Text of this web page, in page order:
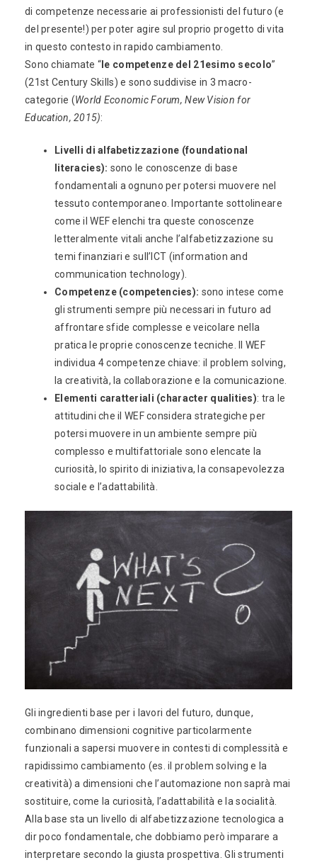
di competenze necessarie ai professionisti del futuro (e
del presente!) per poter agire sul proprio progetto di vita
in questo contesto in rapido cambiamento.
Sono chiamate “ le competenze del 21esimo secolo”
(21st Century Skills) e sono suddivise in 3 macro-
categorie (World Economic Forum, New Vision for
Education, 2015):
Livelli di alfabetizzazione (foundational
literacies): sono le conoscenze di base
fondamentali a ognuno per potersi muovere nel
tessuto contemporaneo. Importante sottolineare
come il WEF elenchi tra queste conoscenze
letteralmente vitali anche l’alfabetizzazione su
temi finanziari e sull’ICT (information and
communication technology).
Competenze (competencies): sono intese come
gli strumenti sempre più necessari in futuro ad
affrontare sfide complesse e veicolare nella
pratica le proprie conoscenze tecniche. Il WEF
individua 4 competenze chiave: il problem solving,
la creatività, la collaborazione e la comunicazione.
Elementi caratteriali (character qualities): tra le
attitudini che il WEF considera strategiche per
potersi muovere in un ambiente sempre più
complesso e multifattoriale sono elencate la
curiosità, lo spirito di iniziativa, la consapevolezza
sociale e l’adattabilità.
Gli ingredienti base per i lavori del futuro, dunque,
combinano dimensioni cognitive particolarmente
funzionali a sapersi muovere in contesti di complessità e
rapidissimo cambiamento (es. il problem solving e la
creatività) a dimensioni che l’automazione non saprà mai
sostituire, come la curiosità, l’adattabilità e la socialità.
Alla base sta un livello di alfabetizzazione tecnologica a
dir poco fondamentale, che dobbiamo però imparare a
interpretare secondo la giusta prospettiva. Gli strumenti